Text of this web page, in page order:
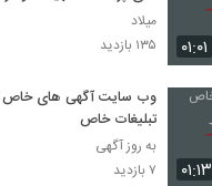
۰۱:۰۱
میلاد
۱۳۵ بازدید
۰۱:۱۳
وب سایت آگهی های خاص
تبلیغات خاص
به روز آگهی
۷ بازدید